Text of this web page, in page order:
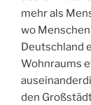
mehr als
wo
Deutschland
Wohnraums
den